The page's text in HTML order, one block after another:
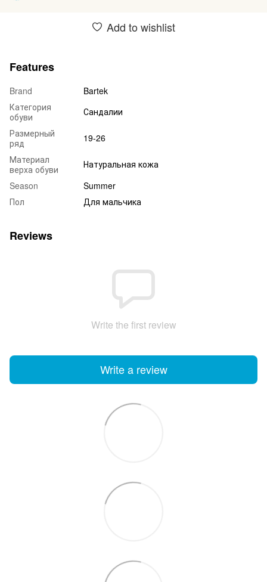
Add to wishlist
Features
Brand
Bartek
Категория
обуви
Сандалии
Размерный
ряд
19-26
Материал
верха обуви
Натуральная кожа
Season
Summer
Пол
Для мальчика
Reviews
Write the first review
Write a review